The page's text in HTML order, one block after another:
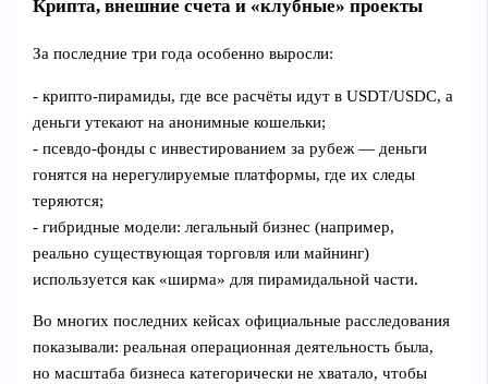
Крипта, внешние счета и «клубные» проекты
За последние три года особенно выросли:
- крипто‑пирамиды, где все расчёты идут в USDT/USDC, а
деньги утекают на анонимные кошельки;
- псевдо‑фонды с инвестированием за рубеж — деньги
гонятся на нерегулируемые платформы, где их следы
теряются;
- гибридные модели: легальный бизнес (например,
реально существующая торговля или майнинг)
используется как «ширма» для пирамидальной части.
Во многих последних кейсах официальные расследования
показывали: реальная операционная деятельность была,
но масштаба бизнеса категорически не хватало, чтобы